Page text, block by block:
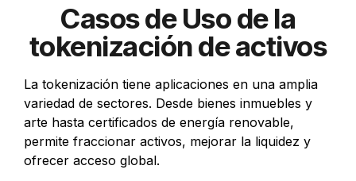
Casos de Uso de la
tokenización de activos
La tokenización tiene aplicaciones en una amplia
variedad de sectores. Desde bienes inmuebles y
arte hasta certificados de energía renovable,
permite fraccionar activos, mejorar la liquidez y
ofrecer acceso global.